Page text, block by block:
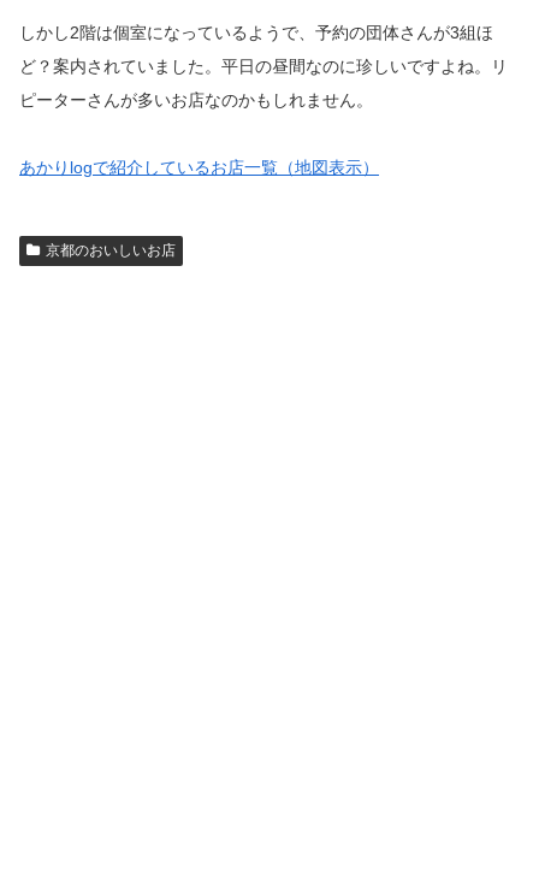
しかし2階は個室になっているようで、予約の団体さんが3組ほ
ど？案内されていました。平日の昼間なのに珍しいですよね。リ
ピーターさんが多いお店なのかもしれません。
あかりlogで紹介しているお店一覧（地図表示）
京都のおいしいお店